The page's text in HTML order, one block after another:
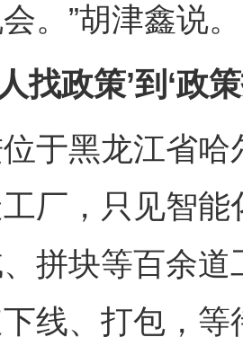
。”胡津鑫说。
政策’到‘政策
黑龙江省哈
厂，只见智
拼块等百余
线、打包，